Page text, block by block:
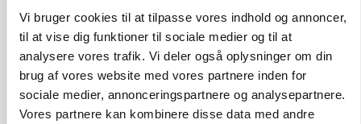
Vi bruger cookies til at tilpasse vores indhold og annoncer,
til at vise dig funktioner til sociale medier og til at
analysere vores trafik. Vi deler også oplysninger om din
brug af vores website med vores partnere inden for
sociale medier, annonceringspartnere og analysepartnere.
Vores partnere kan kombinere disse data med andre
MARKED
Olieprisfald og fredshåb sender F5-renten ned
på 3 procent
Annonce